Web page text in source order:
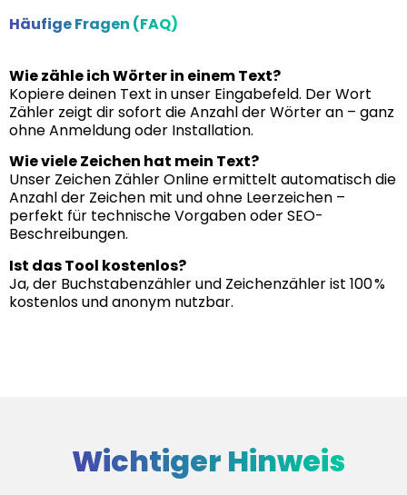
Häufige Fragen (FAQ)
Wie zähle ich Wörter in einem Text?
Kopiere deinen Text in unser Eingabefeld. Der Wort
Zähler zeigt dir sofort die Anzahl der Wörter an – ganz
ohne Anmeldung oder Installation.
Wie viele Zeichen hat mein Text?
Unser Zeichen Zähler Online ermittelt automatisch die
Anzahl der Zeichen mit und ohne Leerzeichen –
perfekt für technische Vorgaben oder SEO-
Beschreibungen.
Ist das Tool kostenlos?
Ja, der Buchstabenzähler und Zeichenzähler ist 100 %
kostenlos und anonym nutzbar.
Wichtiger Hinweis